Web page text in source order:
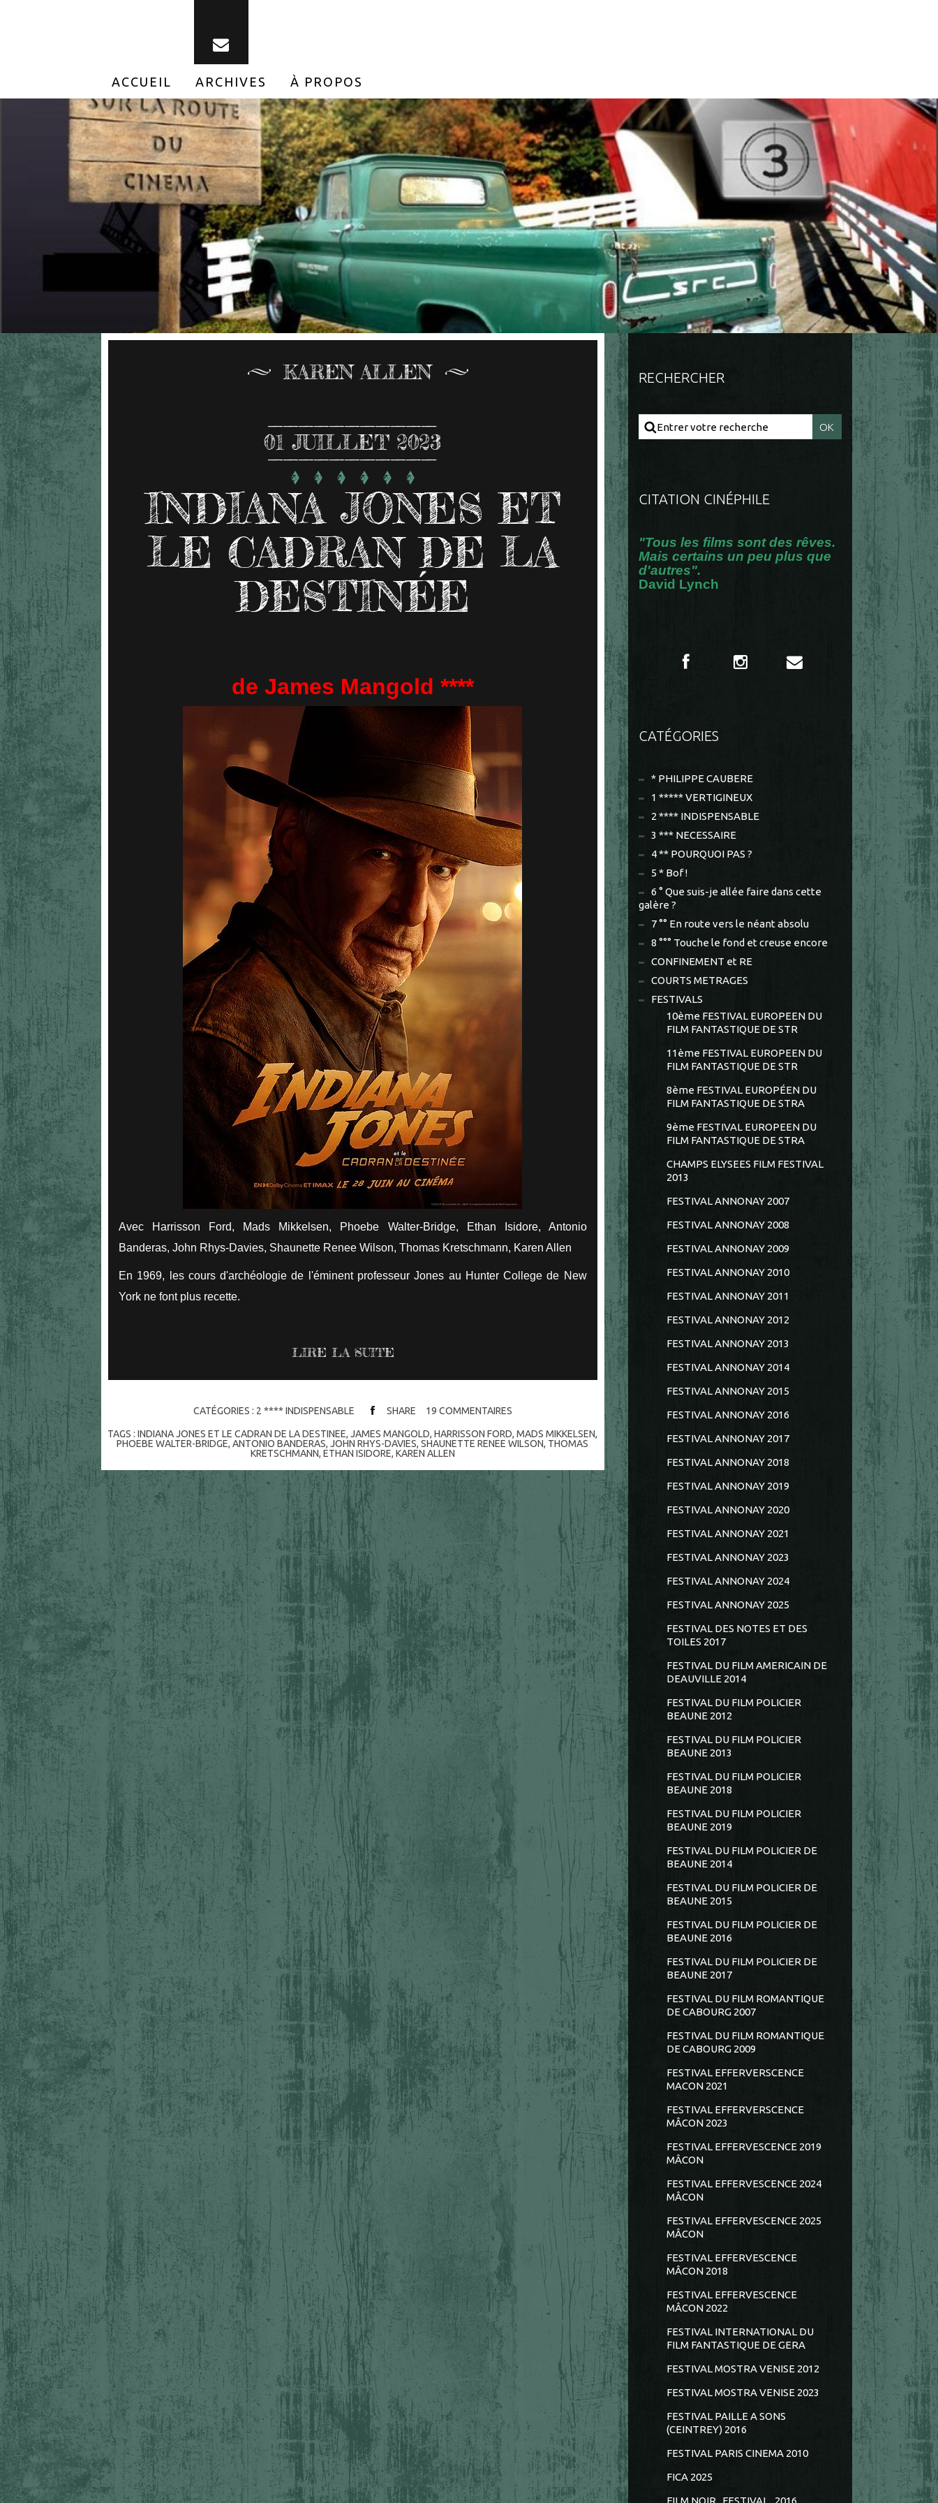
ACCUEIL ARCHIVES À PROPOS
KAREN ALLEN
01 JUILLET 2023
INDIANA JONES ET
LE CADRAN DE LA
DESTINÉE
de James Mangold ****
Avec Harrisson Ford, Mads Mikkelsen, Phoebe Walter-Bridge, Ethan Isidore, Antonio
Banderas, John Rhys-Davies, Shaunette Renee Wilson, Thomas Kretschmann, Karen Allen
En 1969, les cours d'archéologie de l'éminent professeur Jones au Hunter College de New
York ne font plus recette.
LIRE LA SUITE
CATÉGORIES : 2 **** INDISPENSABLE SHARE 19 COMMENTAIRES
TAGS :INDIANA JONES ET LE CADRAN DE LA DESTINEE,JAMES MANGOLD,HARRISSON FORD,MADS MIKKELSEN,
PHOEBE WALTER-BRIDGE,ANTONIO BANDERAS,JOHN RHYS-DAVIES,SHAUNETTE RENEE WILSON, THOMAS
KRETSCHMANN, ETHAN ISIDORE, KAREN ALLEN
RECHERCHER
CITATION CINÉPHILE
"Tous les films sont des rêves.
Mais certains un peu plus que
d'autres".
David Lynch
CATÉGORIES
* PHILIPPE CAUBERE
1 ***** VERTIGINEUX
2 **** INDISPENSABLE
3 *** NECESSAIRE
4 ** POURQUOI PAS ?
5 * Bof !
6 ° Que suis-je allée faire dans cette
galère ?
7 °° En route vers le néant absolu
8 °°° Touche le fond et creuse encore
CONFINEMENT et RE
COURTS METRAGES
FESTIVALS
10ème FESTIVAL EUROPEEN DU
FILM FANTASTIQUE DE STR
11ème FESTIVAL EUROPEEN DU
FILM FANTASTIQUE DE STR
8ème FESTIVAL EUROPÉEN DU
FILM FANTASTIQUE DE STRA
9ème FESTIVAL EUROPEEN DU
FILM FANTASTIQUE DE STRA
CHAMPS ELYSEES FILM FESTIVAL
2013
FESTIVAL ANNONAY 2007
FESTIVAL ANNONAY 2008
FESTIVAL ANNONAY 2009
FESTIVAL ANNONAY 2010
FESTIVAL ANNONAY 2011
FESTIVAL ANNONAY 2012
FESTIVAL ANNONAY 2013
FESTIVAL ANNONAY 2014
FESTIVAL ANNONAY 2015
FESTIVAL ANNONAY 2016
FESTIVAL ANNONAY 2017
FESTIVAL ANNONAY 2018
FESTIVAL ANNONAY 2019
FESTIVAL ANNONAY 2020
FESTIVAL ANNONAY 2021
FESTIVAL ANNONAY 2023
FESTIVAL ANNONAY 2024
FESTIVAL ANNONAY 2025
FESTIVAL DES NOTES ET DES
TOILES 2017
FESTIVAL DU FILM AMERICAIN DE
DEAUVILLE 2014
FESTIVAL DU FILM POLICIER
BEAUNE 2012
FESTIVAL DU FILM POLICIER
BEAUNE 2013
FESTIVAL DU FILM POLICIER
BEAUNE 2018
FESTIVAL DU FILM POLICIER
BEAUNE 2019
FESTIVAL DU FILM POLICIER DE
BEAUNE 2014
FESTIVAL DU FILM POLICIER DE
BEAUNE 2015
FESTIVAL DU FILM POLICIER DE
BEAUNE 2016
FESTIVAL DU FILM POLICIER DE
BEAUNE 2017
FESTIVAL DU FILM ROMANTIQUE
DE CABOURG 2007
FESTIVAL DU FILM ROMANTIQUE
DE CABOURG 2009
FESTIVAL EFFERVERSCENCE
MACON 2021
FESTIVAL EFFERVERSCENCE
MÂCON 2023
FESTIVAL EFFERVESCENCE 2019
MÂCON
FESTIVAL EFFERVESCENCE 2024
MÂCON
FESTIVAL EFFERVESCENCE 2025
MÂCON
FESTIVAL EFFERVESCENCE
MÂCON 2018
FESTIVAL EFFERVESCENCE
MÂCON 2022
FESTIVAL INTERNATIONAL DU
FILM FANTASTIQUE DE GERA
FESTIVAL MOSTRA VENISE 2012
FESTIVAL MOSTRA VENISE 2023
FESTIVAL PAILLE A SONS
(CEINTREY) 2016
FESTIVAL PARIS CINEMA 2010
FICA 2025